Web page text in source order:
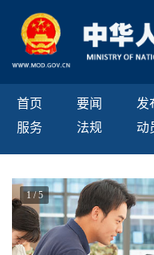
首页 要闻 发
服务
法规 动
1/5